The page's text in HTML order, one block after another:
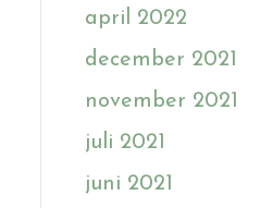
april 2022
december 2021
november 2021
juli 2021
juni 2021